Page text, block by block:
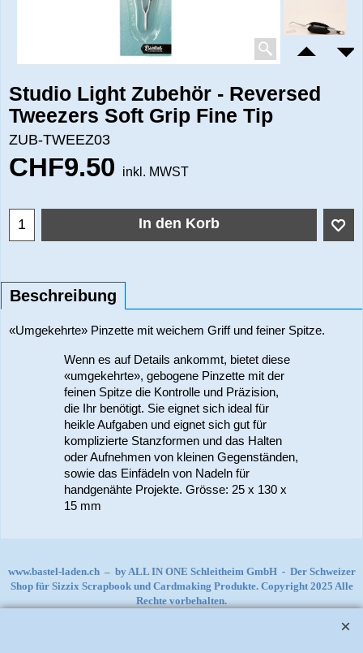
Studio Light Zubehör - Reversed
Tweezers Soft Grip Fine Tip
ZUB-TWEEZ03
CHF9.50 inkl. MWST
In den Korb
Beschreibung
«Umgekehrte» Pinzette mit weichem Griff und feiner Spitze.
Wenn es auf Details ankommt, bietet diese
«umgekehrte», gebogene Pinzette mit der
feinen Spitze die Kontrolle und Präzision,
die Ihr benötigt. Sie eignet sich ideal für
heikle Aufgaben und eignet sich gut für
komplizierte Stanzformen und das Halten
oder Aufnehmen von kleinen Gegenständen,
sowie das Einfädeln von Nadeln für
handgenähte Projekte. Grösse: 25 x 130 x
15 mm
www.bastel-laden.ch –by ALL IN ONE Schleitheim GmbH - Der Schweizer
Shop für Sizzix Scrapbook und Cardmaking Produkte. Copyright 2025 Alle
Rechte vorbehalten.